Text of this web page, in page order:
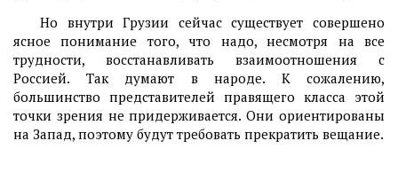
Но внутри Грузии сейчас существует совершено
ясное понимание того, что надо, несмотря на все
трудности, восстанавливать взаимоотношения с
Россией. Так думают в народе. К сожалению,
большинство представителей правящего класса этой
точки зрения не придерживается. Они ориентированы
на Запад, поэтому будут требовать прекратить вещание.